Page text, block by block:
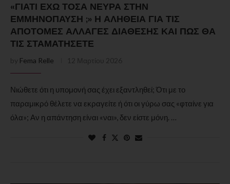
«ΓΙΑΤΊ ΈΧΩ ΤΌΣΑ ΝΕΎΡΑ ΣΤΗΝ
ΕΜΜΗΝΌΠΑΥΣΗ ;» Η ΑΛΉΘΕΙΑ ΓΙΑ ΤΙΣ
ΑΠΌΤΟΜΕΣ ΑΛΛΑΓΈΣ ΔΙΆΘΕΣΗΣ ΚΑΙ ΠΏΣ ΘΑ
ΤΙΣ ΣΤΑΜΑΤΉΣΕΤΕ
by Fema Relle 12 Μαρτίου 2026
Νιώθετε ότι η υπομονή σας έχει εξαντληθεί; Ότι με το
παραμικρό θέλετε να εκραγείτε ή ότι οι γύρω σας «φταίνε για
όλα»; Αν η απάντηση είναι «ναι», δεν είστε μόνη. …